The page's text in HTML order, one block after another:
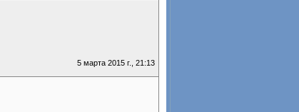
5 марта 2015 г., 21:13